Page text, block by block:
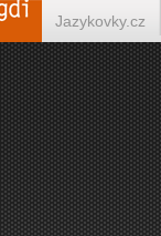
Jazykovky.cz
Italština on-line